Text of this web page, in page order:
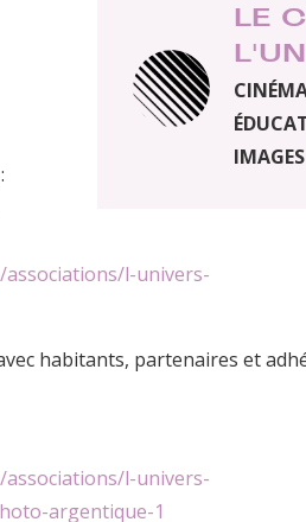
LE
IMAGES
l-univers-
habitants, partenaires et
l-univers-
argentique-1